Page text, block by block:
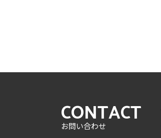
CONTACT
お問い合わせ